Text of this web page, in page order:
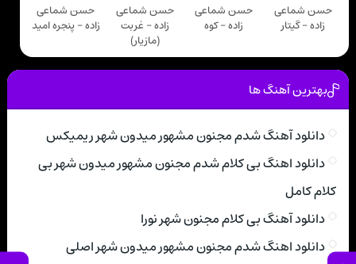
حسن شماعی
زاده - گیتار
حسن شماعی
زاده - کوه
حسن شماعی
زاده - غربت
(مازیار)
حسن شماعی
زاده - پنجره امید
بهترین آهنگ ها
دانلود آهنگ شدم مجنون مشهور میدون شهر ریمیکس
دانلود اهنگ بی کلام شدم مجنون مشهور میدون شهر بی
کلام کامل
دانلود آهنگ بی کلام مجنون شهر نورا
دانلود اهنگ شدم مجنون مشهور میدون شهر اصلی